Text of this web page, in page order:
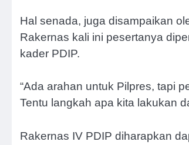
Hal senada, juga disampaikan
Rakernas kali ini pesertanya
kader PDIP.
“Ada arahan untuk Pilpres, tapi
Tentu langkah apa kita lakukan
Rakernas IV PDIP diharapkan